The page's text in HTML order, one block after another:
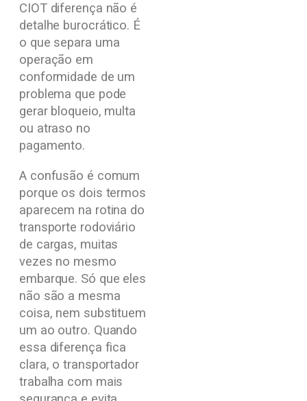
CIOT diferença não é
detalhe burocrático. É
o que separa uma
operação em
conformidade de um
problema que pode
gerar bloqueio, multa
ou atraso no
pagamento.
A confusão é comum
porque os dois termos
aparecem na rotina do
transporte rodoviário
de cargas, muitas
vezes no mesmo
embarque. Só que eles
não são a mesma
coisa, nem substituem
um ao outro. Quando
essa diferença fica
clara, o transportador
trabalha com mais